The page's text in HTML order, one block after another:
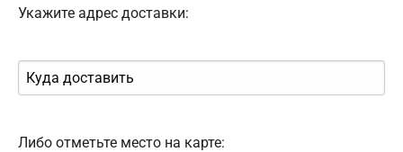
Укажите адрес доставки:
Либо отметьте место на карте: